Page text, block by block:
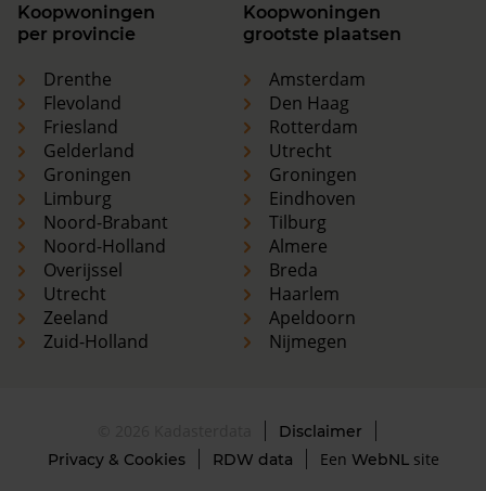
Koopwoningen
per provincie
Drenthe
Flevoland
Friesland
Gelderland
Groningen
Limburg
Noord-Brabant
Noord-Holland
Overijssel
Utrecht
Zeeland
Zuid-Holland
Koopwoningen
grootste plaatsen
Amsterdam
Den Haag
Rotterdam
Utrecht
Groningen
Eindhoven
Tilburg
Almere
Breda
Haarlem
Apeldoorn
Nijmegen
Disclaimer
Privacy & Cookies
RDW data Een WebNLsite